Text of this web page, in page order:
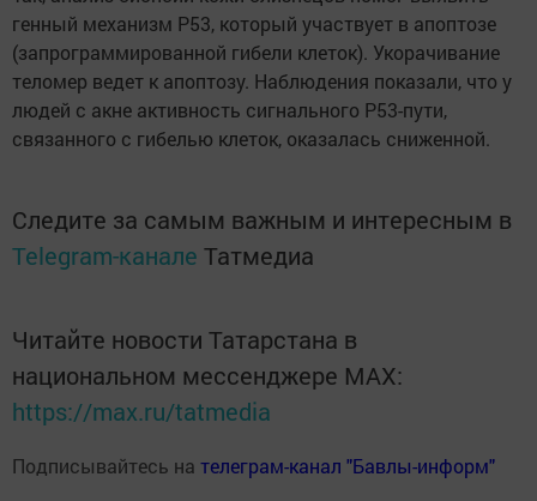
генный механизм P53, который участвует в апоптозе
(запрограммированной гибели клеток). Укорачивание
теломер ведет к апоптозу. Наблюдения показали, что у
людей с акне активность сигнального P53-пути,
связанного с гибелью клеток, оказалась сниженной.
Следите за самым важным и интересным в
Telegram-канале Татмедиа
Читайте новости Татарстана в
национальном мессенджере MАХ:
https://max.ru/tatmedia
Подписывайтесь на телеграм-канал "Бавлы-информ"